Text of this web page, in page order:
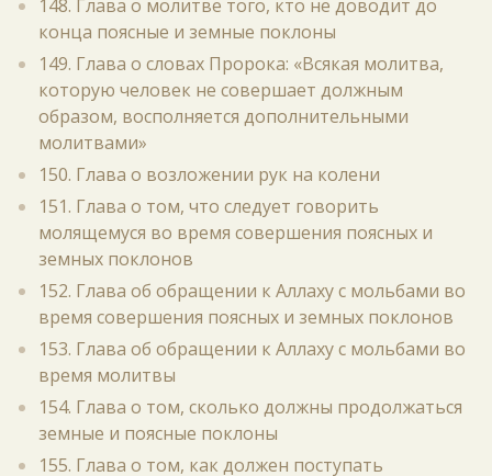
148. Глава о молитве того, кто не доводит до
конца поясные и земные поклоны
149. Глава о словах Пророка: «Всякая молитва,
которую человек не совершает должным
образом, восполняется дополнительными
молитвами»
150. Глава о возложении рук на колени
151. Глава о том, что следует говорить
молящемуся во время совершения поясных и
земных поклонов
152. Глава об обращении к Аллаху с мольбами во
время совершения поясных и земных поклонов
153. Глава об обращении к Аллаху с мольбами во
время молитвы
154. Глава о том, сколько должны продолжаться
земные и поясные поклоны
155. Глава о том, как должен поступать